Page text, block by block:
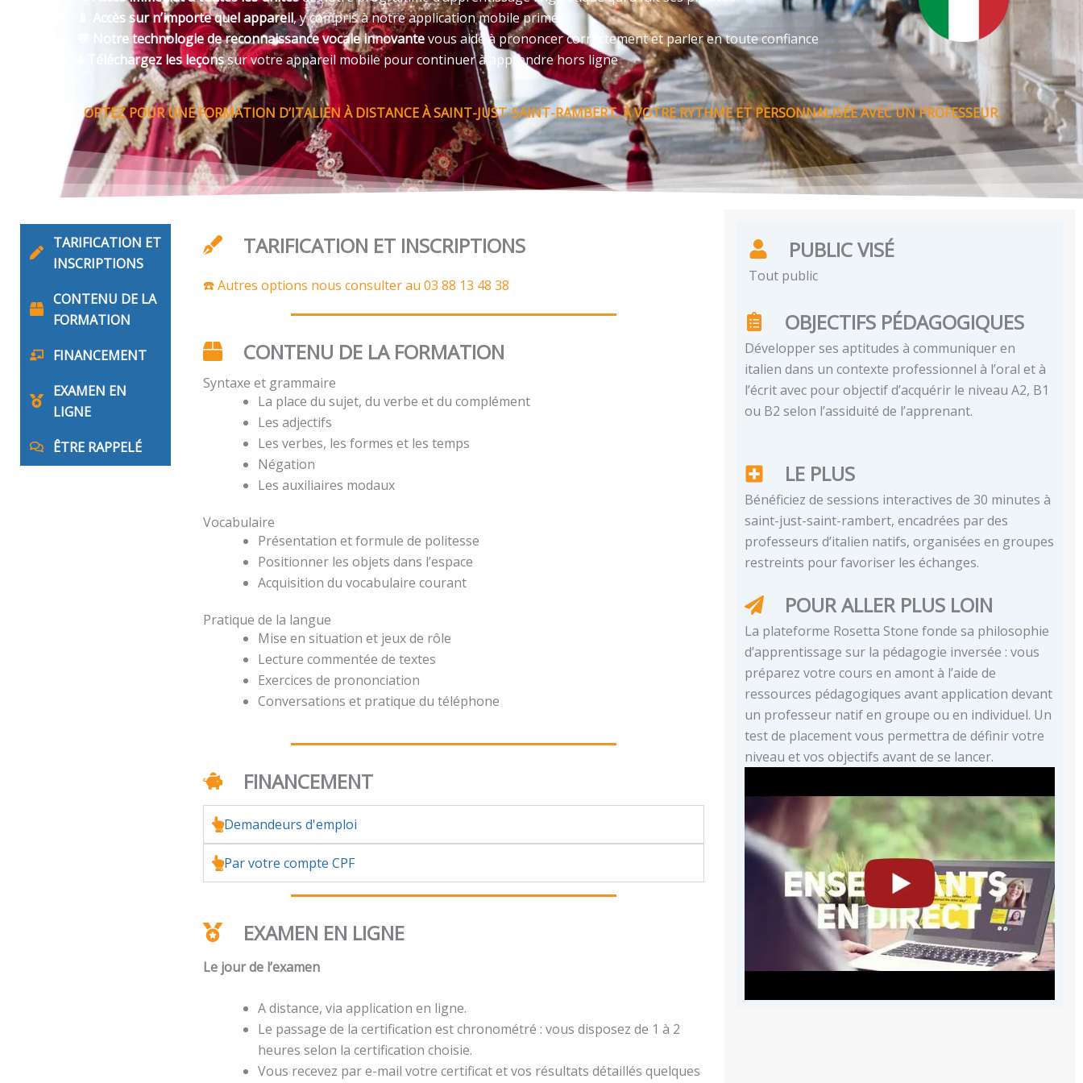
📱 Accès sur n’importe quel appareil, y compris à notre application mobile primée
💬 Notre technologie de reconnaissance vocale innovantevous aide à prononcer correctement et parler en toute confiance
⬇️ Téléchargez les leçonssur votre appareil mobile pour continuer à apprendre hors ligne
OPTEZ POUR UNE FORMATION D’ITALIEN À DISTANCE À SAINT-JUST-SAINT-RAMBERT, À VOTRE RYTHME ET PERSONNALISÉE AVEC UN PROFESSEUR.
TARIFICATION ET
INSCRIPTIONS
CONTENU DE LA
FORMATION
FINANCEMENT
EXAMEN EN
LIGNE
ÊTRE RAPPELÉ
TARIFICATION ET INSCRIPTIONS
☎️ Autres options nous consulter au 03 88 13 48 38
CONTENU DE LA FORMATION
Syntaxe et grammaire
La place du sujet, du verbe et du complément
Les adjectifs
Les verbes, les formes et les temps
Négation
Les auxiliaires modaux
Vocabulaire
Présentation et formule de politesse
Positionner les objets dans l’espace
Acquisition du vocabulaire courant
Pratique de la langue
Mise en situation et jeux de rôle
Lecture commentée de textes
Exercices de prononciation
Conversations et pratique du téléphone
FINANCEMENT
Demandeurs d'emploi
Par votre compte CPF
EXAMEN EN LIGNE
Le jour de l’examen
A distance, via application en ligne.
Le passage de la certification est chronométré : vous disposez de 1 à 2
heures selon la certification choisie.
Vous recevez par e-mail votre certificat et vos résultats détaillés quelques
PUBLIC VISÉ
Tout public
OBJECTIFS PÉDAGOGIQUES
Développer ses aptitudes à communiquer en
italien dans un contexte professionnel à l’oral et à
l’écrit avec pour objectif d’acquérir le niveau A2, B1
ou B2 selon l’assiduité de l’apprenant.
LE PLUS
Bénéficiez de sessions interactives de 30 minutes à
saint-just-saint-rambert, encadrées par des
professeurs d’italien natifs, organisées en groupes
restreints pour favoriser les échanges.
POUR ALLER PLUS LOIN
La plateforme Rosetta Stone fonde sa philosophie
d’apprentissage sur la pédagogie inversée : vous
préparez votre cours en amont à l’aide de
ressources pédagogiques avant application devant
un professeur natif en groupe ou en individuel. Un
test de placement vous permettra de définir votre
niveau et vos objectifs avant de se lancer.